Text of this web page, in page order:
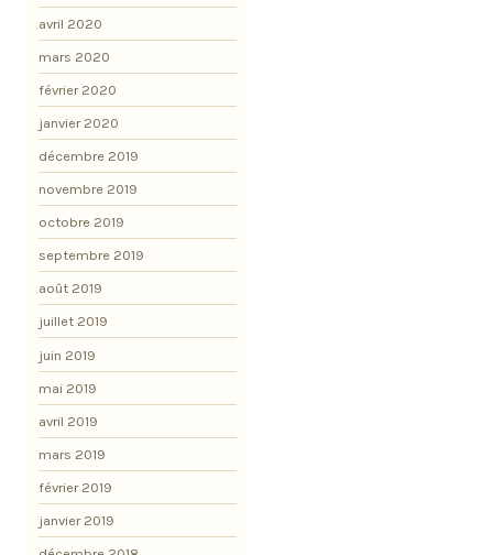
avril 2020
mars 2020
février 2020
janvier 2020
décembre 2019
novembre 2019
octobre 2019
septembre 2019
août 2019
juillet 2019
juin 2019
mai 2019
avril 2019
mars 2019
février 2019
janvier 2019